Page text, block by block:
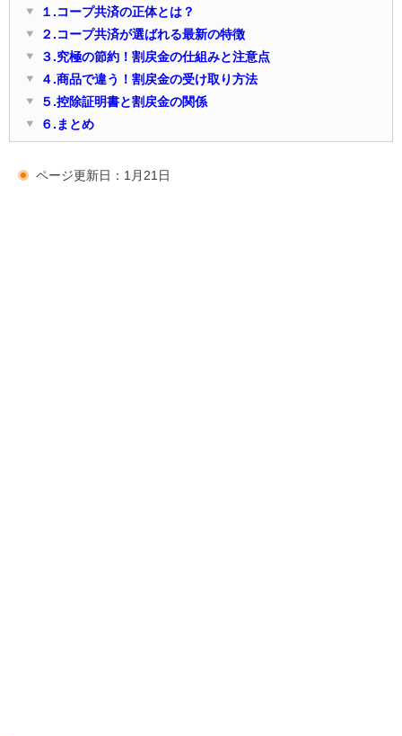
１.コープ共済の正体とは？
２.コープ共済が選ばれる最新の特徴
３.究極の節約！割戻金の仕組みと注意点
４.商品で違う！割戻金の受け取り方法
５.控除証明書と割戻金の関係
６.まとめ
ページ更新日：1月21日